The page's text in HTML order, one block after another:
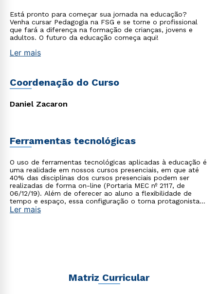
Está pronto para começar sua jornada na educação?
Venha cursar Pedagogia na FSG e se torne o profissional
que fará a diferença na formação de crianças, jovens e
adultos. O futuro da educação começa aqui!
Ler mais
Coordenação do Curso
Daniel Zacaron
Ferramentas tecnológicas
O uso de ferramentas tecnológicas aplicadas à educação é
uma realidade em nossos cursos presenciais, em que até
40% das disciplinas dos cursos presenciais podem ser
realizadas de forma on-line (Portaria MEC nº 2117, de
06/12/19). Além de oferecer ao aluno a flexibilidade de
tempo e espaço, essa configuração o torna protagonista
no processo de construção do seu conhecimento.
Ler mais
Matriz Curricular
Rápido e fácil
WhatsApp
ou
envio de conteúdos da Cruzeiro do Sul.